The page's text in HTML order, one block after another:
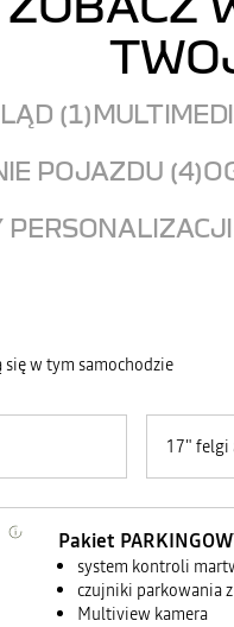
(1)
POJAZDU (4)
w tym samochodzie
17" felgi
Pakiet
system kontroli
czujniki parkowania
Multiview kamera